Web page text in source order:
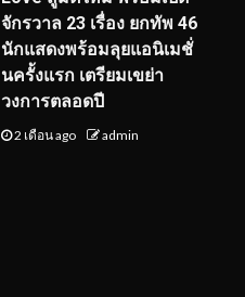
จักรวาล 23 เรื่อง ยกทัพ 46
นักแสดงพร้อมลุยแอนิเมชั่
นครั้งแรก เตรียมเขย่า
วงการตลอดปี
2 เดือน ago admin